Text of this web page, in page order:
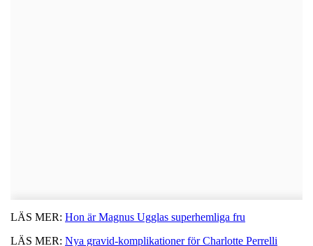
LÄS MER: Hon är Magnus Ugglas superhemliga fru
LÄS MER: Nya gravid-komplikationer för Charlotte Perrelli